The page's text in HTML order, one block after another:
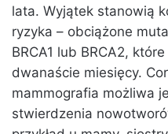
lata. Wyjątek stanowią
ryzyka – obciążone
BRCA1 lub BRCA2,
dwanaście miesięcy.
mammografia możliwa
stwierdzenia